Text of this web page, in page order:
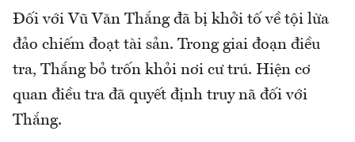
Đối với Vũ Văn Thắng đã bị khởi tố về tội lừa
đảo chiếm đoạt tài sản. Trong giai đoạn điều
tra, Thắng bỏ trốn khỏi nơi cư trú. Hiện cơ
quan điều tra đã quyết định truy nã đối với
Thắng.